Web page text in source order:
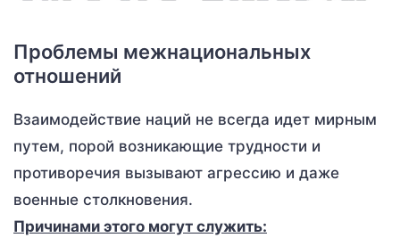
Проблемы межнациональных
отношений
Взаимодействие наций не всегда идет мирным
путем, порой возникающие трудности и
противоречия вызывают агрессию и даже
военные столкновения.
Причинами этого могут служить: